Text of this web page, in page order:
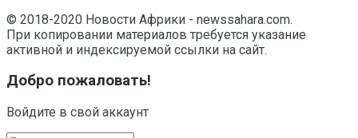
© 2018-2020 Новости Африки - newssahara.com.
При копировании материалов требуется указание
активной и индексируемой ссылки на сайт.
Добро пожаловать!
Войдите в свой аккаунт